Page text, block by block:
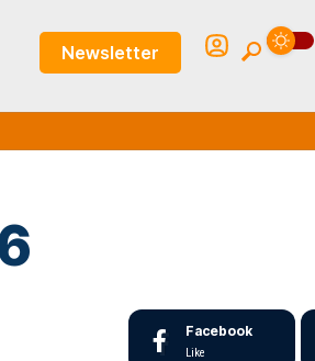
Newsletter
Facebook
Like